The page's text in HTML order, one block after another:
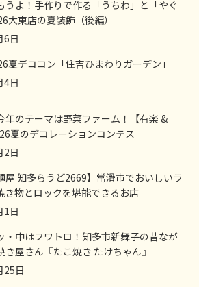
うよ！手作りで作る「うちわ」と「やぐ
大東店の夏装飾（後編）
6日
夏デココン「住吉ひまわりガーデン」
4日
年のテーマは野菜ファーム！【有楽 &
夏のデコレーションコンテス
2日
屋 知多らうど2669】常滑市でおいしいラ
き物とロックを堪能できるお店
1日
・中はフワトロ！知多市新舞子の昔なが
き屋さん『たこ焼き たけちゃん』
25日